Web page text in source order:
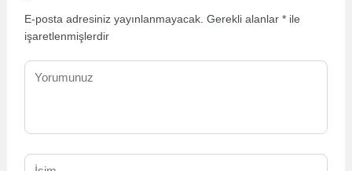
E-posta adresiniz yayınlanmayacak. Gerekli alanlar* ile
işaretlenmişlerdir